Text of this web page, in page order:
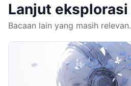
Lanjut eksplorasi
Bacaan lain yang masih relevan.